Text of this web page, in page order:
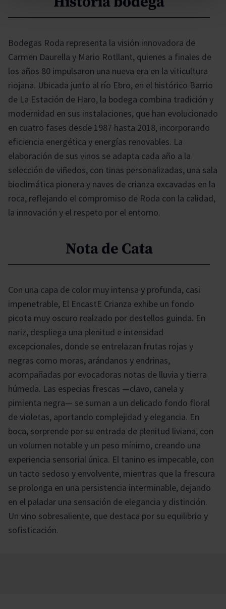
Bodegas Roda representa la visión innovadora de
Carmen Daurella y Mario Rotllant, quienes a finales de
los años 80 impulsaron una nueva era en la viticultura
riojana. Ubicada junto al río Ebro, en el histórico Barrio
de La Estación de Haro, la bodega combina tradición y
modernidad en sus instalaciones, que han evolucionado
en cuatro fases desde 1987 hasta 2018, incorporando
eficiencia energética y energías renovables. La
elaboración de sus vinos se adapta cada año a la
selección de viñedos, con tinas personalizadas, una sala
bioclimática pionera y naves de crianza excavadas en la
roca, reflejando el compromiso de Roda con la calidad,
la innovación y el respeto por el entorno.
Nota de Cata
Con una capa de color muy intensa y profunda, casi
impenetrable, El EncastE Crianza exhibe un fondo
picota muy oscuro realzado por destellos guinda. En
nariz, despliega una plenitud e intensidad
excepcionales, donde se entrelazan frutas rojas y
negras como moras, arándanos y endrinas,
acompañadas por evocadoras notas de lluvia y tierra
húmeda. Las especias frescas —clavo, canela y
pimienta negra— se suman a un delicado fondo floral
de violetas, aportando complejidad y elegancia. En
boca, sorprende por su entrada de plenitud liviana, con
un volumen notable y un peso mínimo, creando una
experiencia sensorial única. El tanino es impecable, con
un tacto sedoso y envolvente, mientras que la frescura
se prolonga en una persistencia interminable, dejando
en el paladar una sensación de elegancia y distinción.
Un vino sobresaliente, que destaca por su equilibrio y
sofisticación.